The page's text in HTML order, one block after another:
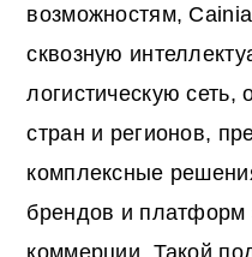
возможностям,
сквозную
логистическую
стран и регионов,
комплексные
брендов и платформ